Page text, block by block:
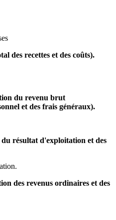
des recettes et des coûts).
du revenu brut
et des frais généraux).
résultat d'exploitation et des
des revenus ordinaires et des